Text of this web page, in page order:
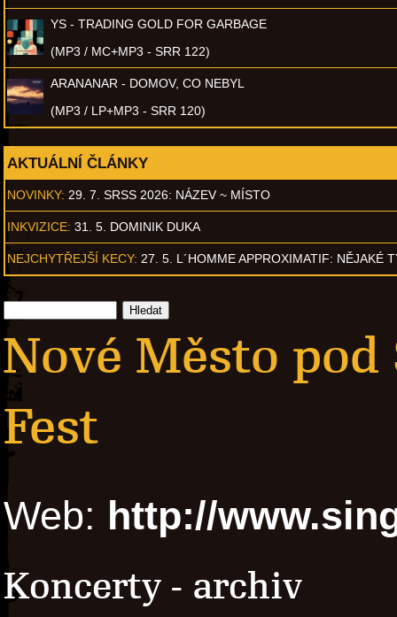
YS - TRADING GOLD FOR GARBAGE
(MP3 / MC+MP3 - SRR 122)
ARANANAR - DOMOV, CO NEBYL
(MP3 / LP+MP3 - SRR 120)
AKTUÁLNÍ ČLÁNKY
NOVINKY: 29. 7. SRSS 2026: NÁZEV ~ MÍSTO
INKVIZICE: 31. 5. DOMINIK DUKA
NEJCHYTŘEJŠÍ KECY: 27. 5. L´HOMME APPROXIMATIF: NĚJAKÉ
Nové Město
Fest
Web: http://
Koncerty - archiv